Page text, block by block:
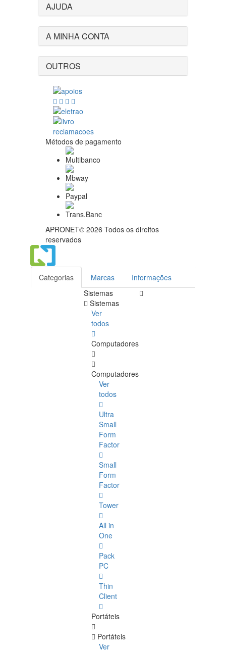
AJUDA
A MINHA CONTA
OUTROS
Métodos de pagamento
APRONET© 2026 Todos os direitos
reservados
Categorias Marcas
Informações
Sistemas
Sistemas
Ver
todos
Computadores
Computadores
Ver
todos
Ultra
Small
Form
Factor
Small
Form
Factor
Tower
All in
One
Pack
PC
Thin
Client
Portáteis
Portáteis
Ver